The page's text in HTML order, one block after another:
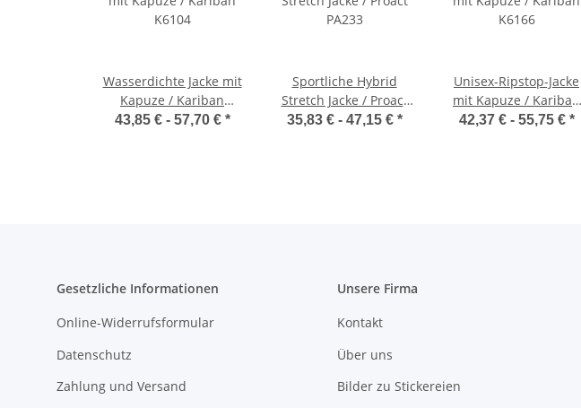
Wasserdichte Jacke mit
Kapuze / Kariban
K6104
43,85 € - 57,70 € *
Sportliche Hybrid
Stretch Jacke / Proact
PA233
35,83 € - 47,15 € *
Unisex-Ripstop-Jacke
mit Kapuze / Kariban
K6166
42,37 € - 55,75 € *
Gesetzliche Informationen
Online-Widerrufsformular
Datenschutz
Zahlung und Versand
Unsere Firma
Kontakt
Über uns
Bilder zu Stickereien